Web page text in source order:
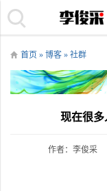
首页 » 博客 » 社群
现在很多
作者：李俊采